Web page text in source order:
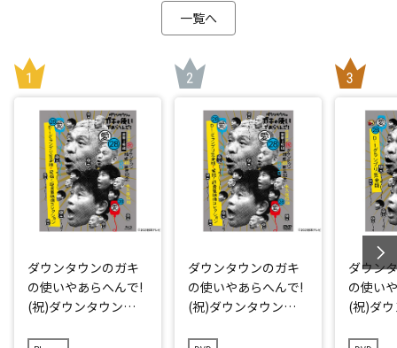
一覧へ
ダウンタウンのガキ
の使いやあらへんで!
(祝)ダウンタウン結
ダウンタウンのガキ
の使いやあらへんで!
(祝)ダウンタウン結
ダウン
の使い
(祝)ダ